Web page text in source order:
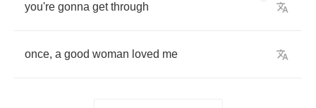
you're gonna get through
once, a good woman loved me